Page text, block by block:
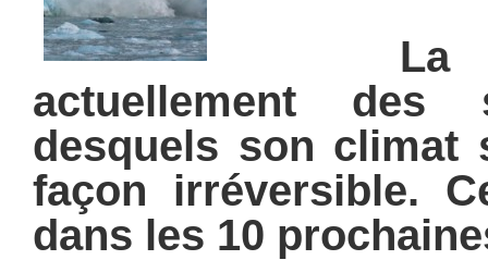
La
actuellement
desquels son climat
façon irréversible.
dans les 10